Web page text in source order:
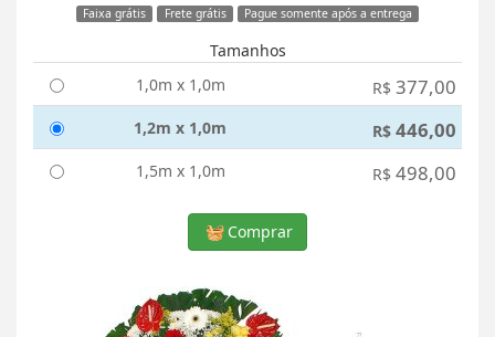
Faixa grátis Frete grátis Pague somente após a entrega
Tamanhos
1,0m x 1,0m
R$ 377,00
1,2m x 1,0m R$ 446,00
1,5m x 1,0m R$ 498,00
Comprar